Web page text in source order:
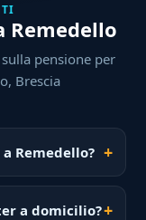
Remedello
pensione per
Brescia
Remedello?
a domicilio?